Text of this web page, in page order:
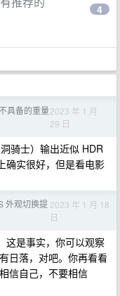
4
具备的重量2023 年 1 月
29 日
骑士）输出近似 HDR
确实很好，但是看电影
外观切换提 2023 年 1 月 18
日
这是事实，你可以观察
日落，对吧。你再看看
信自己，不要相信